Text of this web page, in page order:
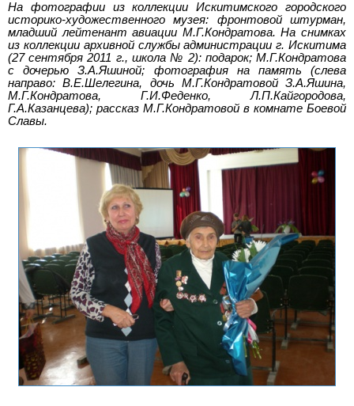
На фотографии из коллекции Искитимского городского
историко-художественного музея: фронтовой штурман,
младший лейтенант авиации М.Г.Кондратова. На снимках
из коллекции архивной службы администрации г. Искитима
(27 сентября 2011 г., школа № 2): подарок; М.Г.Кондратова
с дочерью З.А.Яшиной; фотография на память (слева
направо: В.Е.Шелегина, дочь М.Г.Кондратовой З.А.Яшина,
М.Г.Кондратова, Г.И.Феденко, Л.П.Кайгородова,
Г.А.Казанцева); рассказ М.Г.Кондратовой в комнате Боевой
Славы.